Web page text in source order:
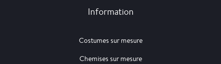
Information
Costumes sur mesure
Chemises sur mesure